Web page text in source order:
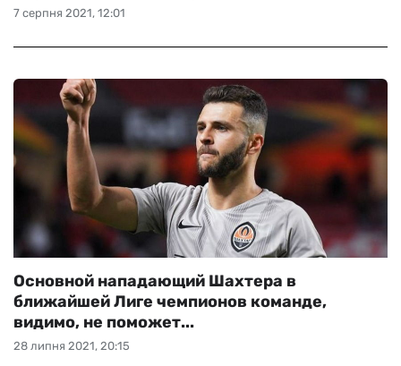
7 серпня 2021, 12:01
28 липня 2021, 20:15
Основной нападающий Шахтера в
ближайшей Лиге чемпионов команде,
видимо, не поможет...